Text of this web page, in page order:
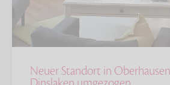
Neuer Standort in